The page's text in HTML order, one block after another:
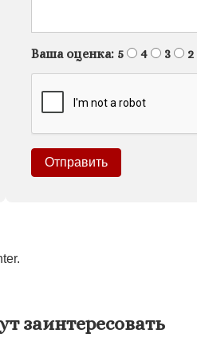
Ваша оценка: 5 4 3 2
заинтересовать